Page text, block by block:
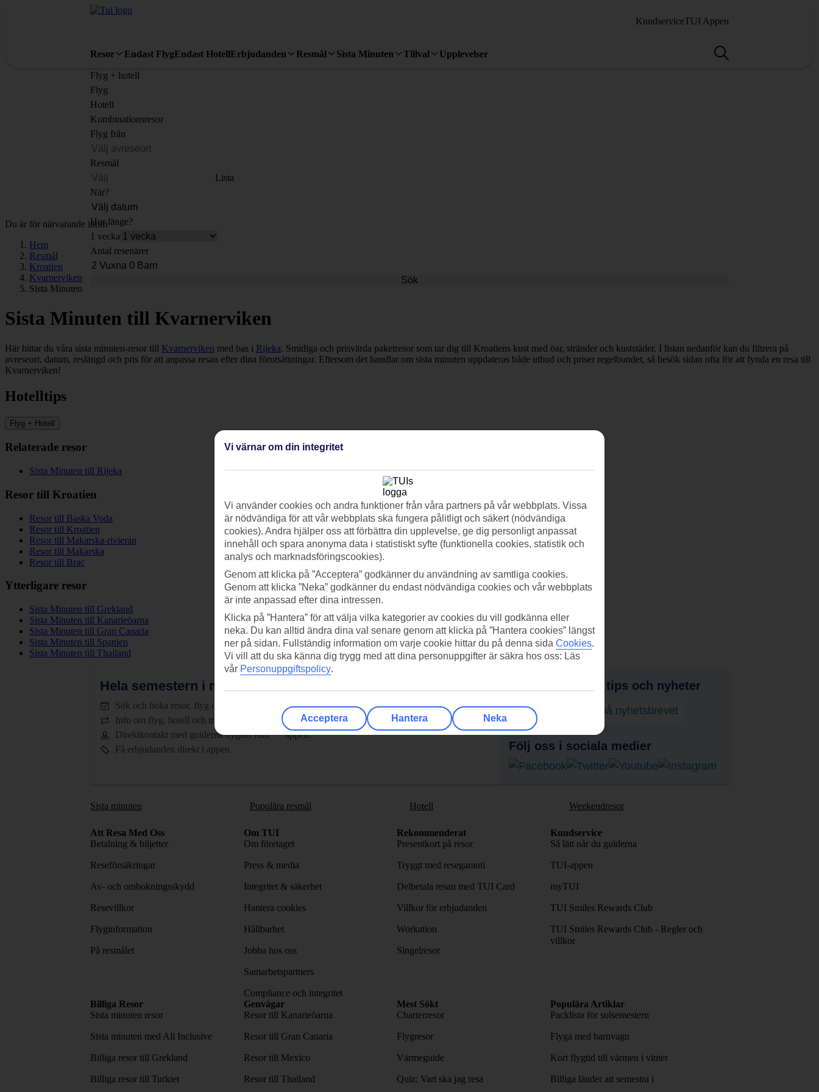
KundserviceTUI Appen
Resor Endast FlygEndast HotellErbjudanden Resmål Sista Minuten Tillval Upplevelser
Flyg + hotell
Flyg
Hotell
Kombinationsresor
Flyg från
Resmål
Lista
När?
Hur länge?
1 vecka
Antal resenärer
Sök
Du är för närvarande inom
Hem
Resmål
Kroatien
Kvarnerviken
Sista Minuten
Sista Minuten till Kvarnerviken
Här hittar du våra sista minuten-resor till Kvarnerviken med bas i Rijeka. Smidiga och prisvärda paketresor som tar dig till Kroatiens kust med öar, stränder och kuststäder. I listan nedanför kan du filtrera på
avreseort, datum, reslängd och pris för att anpassa resan efter dina förutsättningar. Eftersom det handlar om sista minuten uppdateras både utbud och priser regelbundet, så besök sidan ofta för att fynda en resa till
Kvarnerviken!
Hotelltips
Flyg + Hotell
Relaterade resor
Sista Minuten till Rijeka
Resor till Kroatien
Resor till Baska Voda
Resor till Kroatien
Resor till Makarska-rivieran
Resor till Makarska
Resor till Brac
Ytterligare resor
Sista Minuten till Grekland
Sista Minuten till Kanarieöarna
Sista Minuten till Gran Canaria
Sista Minuten till Spanien
Sista Minuten till Thailand
Hela semestern i mobilen.
Sök och boka resor, flyg och hotell
Info om flyg, hotell och transfer
Direktkontakt med guiderna dygnet runt
Få erbjudanden direkt i appen
Scanna QR-koden med din
mobilkamera för att ladda ned
appen.
Få erbjudanden, tips och nyheter
Prenumerera på nyhetsbrevet
Följ oss i sociala medier
Sista minuten Populära resmål Hotell Weekendresor
Att Resa Med Oss
Betalning & biljetter
Reseförsäkringar
Av- och ombokningsskydd
Resevillkor
Flyginformation
På resmålet
Om TUI
Om företaget
Press & media
Integritet & säkerhet
Hantera cookies
Hållbarhet
Jobba hos oss
Samarbetspartners
Compliance och integritet
Rekommenderat
Presentkort på resor
Tryggt med resegaranti
Delbetala resan med TUI Card
Villkor för erbjudanden
Workation
Singelresor
Kundservice
Så lätt når du guiderna
TUI-appen
myTUI
TUI Smiles Rewards Club
TUI Smiles Rewards Club - Regler och
villkor
Billiga Resor
Sista minuten resor
Sista minuten med All Inclusive
Billiga resor till Grekland
Billiga resor till Turkiet
Genvägar
Resor till Kanarieöarna
Resor till Gran Canaria
Resor till Mexico
Resor till Thailand
Mest Sökt
Charterresor
Flygresor
Värmeguide
Quiz: Vart ska jag resa
Populära Artiklar
Packlista för solsemestern
Flyga med barnvagn
Kort flygtid till värmen i vinter
Billiga länder att semestra i
Vi värnar om din integritet
Vi använder cookies och andra funktioner från våra partners på vår webbplats. Vissa
är nödvändiga för att vår webbplats ska fungera pålitligt och säkert (nödvändiga
cookies). Andra hjälper oss att förbättra din upplevelse, ge dig personligt anpassat
innehåll och spara anonyma data i statistiskt syfte (funktionella cookies, statistik och
analys och marknadsföringscookies).
Genom att klicka på ”Acceptera” godkänner du användning av samtliga cookies.
Genom att klicka ”Neka” godkänner du endast nödvändiga cookies och vår webbplats
är inte anpassad efter dina intressen.
Klicka på ”Hantera” för att välja vilka kategorier av cookies du vill godkänna eller
neka. Du kan alltid ändra dina val senare genom att klicka på ”Hantera cookies” längst
ner på sidan. Fullständig information om varje cookie hittar du på denna sida Cookies.
Vi vill att du ska känna dig trygg med att dina personuppgifter är säkra hos oss: Läs
vår Personuppgiftspolicy.
Acceptera Hantera Neka